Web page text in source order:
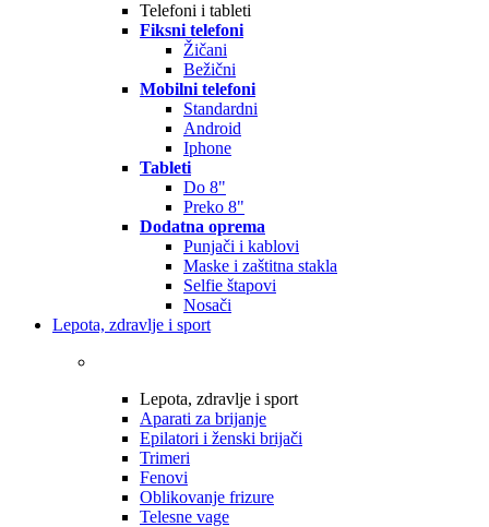
Telefoni i tableti
Fiksni telefoni
Žičani
Bežični
Mobilni telefoni
Standardni
Android
Iphone
Tableti
Do 8"
Preko 8"
Dodatna oprema
Punjači i kablovi
Maske i zaštitna stakla
Selfie štapovi
Nosači
Lepota, zdravlje i sport
Lepota, zdravlje i sport
Aparati za brijanje
Epilatori i ženski brijači
Trimeri
Fenovi
Oblikovanje frizure
Telesne vage